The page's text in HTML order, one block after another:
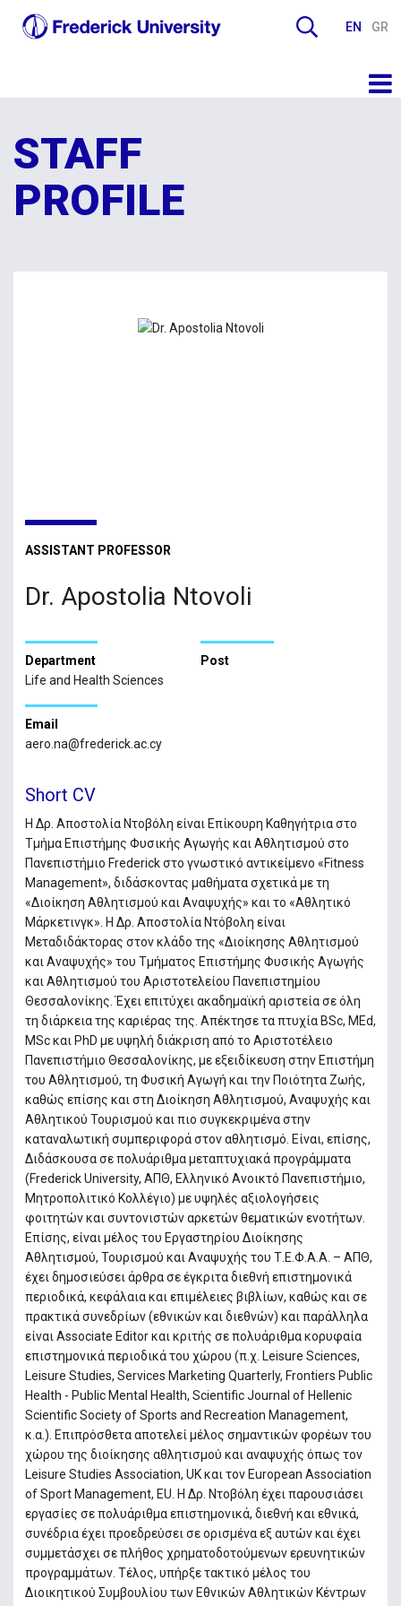
EN GR
STAFF
PROFILE
ASSISTANT PROFESSOR
Dr. Apostolia Ntovoli
Department
Life and Health Sciences
Post
Email
aero.na@frederick.ac.cy
Short CV
Η Δρ. Αποστολία Ντοβόλη είναι Επίκουρη Καθηγήτρια στο
Τμήμα Επιστήμης Φυσικής Αγωγής και Αθλητισμού στο
Πανεπιστήμιο Frederick στο γνωστικό αντικείμενο «Fitness
Management», διδάσκοντας μαθήματα σχετικά με τη
«Διοίκηση Αθλητισμού και Αναψυχής» και το «Αθλητικό
Μάρκετινγκ». Η Δρ. Αποστολία Ντόβολη είναι
Μεταδιδάκτορας στον κλάδο της «Διοίκησης Αθλητισμού
και Αναψυχής» του Τμήματος Επιστήμης Φυσικής Αγωγής
και Αθλητισμού του Αριστοτελείου Πανεπιστημίου
Θεσσαλονίκης. Έχει επιτύχει ακαδημαϊκή αριστεία σε όλη
τη διάρκεια της καριέρας της. Απέκτησε τα πτυχία BSc, MEd,
MSc και PhD με υψηλή διάκριση από το Αριστοτέλειο
Πανεπιστήμιο Θεσσαλονίκης, με εξειδίκευση στην Επιστήμη
του Αθλητισμού, τη Φυσική Αγωγή και την Ποιότητα Ζωής,
καθώς επίσης και στη Διοίκηση Αθλητισμού, Αναψυχής και
Αθλητικού Τουρισμού και πιο συγκεκριμένα στην
καταναλωτική συμπεριφορά στον αθλητισμό. Είναι, επίσης,
Διδάσκουσα σε πολυάριθμα μεταπτυχιακά προγράμματα
(Frederick University, ΑΠΘ, Ελληνικό Ανοικτό Πανεπιστήμιο,
Μητροπολιτικό Κολλέγιο) με υψηλές αξιολογήσεις
φοιτητών και συντονιστών αρκετών θεματικών ενοτήτων.
Επίσης, είναι μέλος του Εργαστηρίου Διοίκησης
Αθλητισμού, Τουρισμού και Αναψυχής του Τ.Ε.Φ.Α.Α. – ΑΠΘ,
έχει δημοσιεύσει άρθρα σε έγκριτα διεθνή επιστημονικά
περιοδικά, κεφάλαια και επιμέλειες βιβλίων, καθώς και σε
πρακτικά συνεδρίων (εθνικών και διεθνών) και παράλληλα
είναι Associate Editor και κριτής σε πολυάριθμα κορυφαία
επιστημονικά περιοδικά του χώρου (π.χ. Leisure Sciences,
Leisure Studies, Services Marketing Quarterly, Frontiers Public
Health - Public Mental Health, Scientific Journal of Hellenic
Scientific Society of Sports and Recreation Management,
κ.α.). Επιπρόσθετα αποτελεί μέλος σημαντικών φορέων του
χώρου της διοίκησης αθλητισμού και αναψυχής όπως τον
Leisure Studies Association, UK και τον European Association
of Sport Management, EU. Η Δρ. Ντοβόλη έχει παρουσιάσει
εργασίες σε πολυάριθμα επιστημονικά, διεθνή και εθνικά,
συνέδρια έχει προεδρεύσει σε ορισμένα εξ αυτών και έχει
συμμετάσχει σε πλήθος χρηματοδοτούμενων ερευνητικών
προγραμμάτων. Τέλος, υπήρξε τακτικό μέλος του
Διοικητικού Συμβουλίου των Εθνικών Αθλητικών Κέντρων